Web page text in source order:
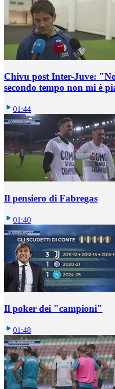
Chivu post Inter-Juve:
secondo tempo non mi è
01:44
Il pensiero di Fabregas
01:40
Il poker dei "campioni"
01:48